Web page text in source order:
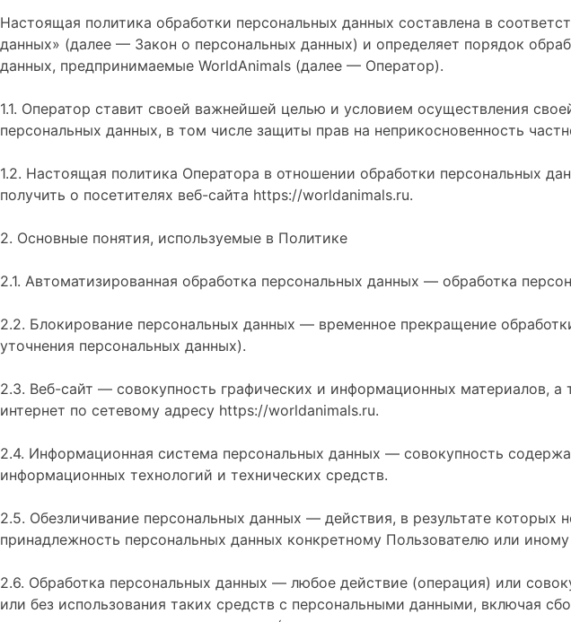
Настоящая политика обработки персональных данных составлена в
данных» (далее — Закон о персональных данных) и определяет порядок
данных, предпринимаемые WorldAnimals (далее — Оператор).
1.1. Оператор ставит своей важнейшей целью и условием осуществления
персональных данных, в том числе защиты прав на неприкосновенность
1.2. Настоящая политика Оператора в отношении обработки персональных
получить о посетителях веб-сайта https://worldanimals.ru.
2. Основные понятия, используемые в Политике
2.1. Автоматизированная обработка персональных данных — обработка
2.2. Блокирование персональных данных — временное прекращение
уточнения персональных данных).
2.3. Веб-сайт — совокупность графических и информационных материалов,
интернет по сетевому адресу https://worldanimals.ru.
2.4. Информационная система персональных данных — совокупность
информационных технологий и технических средств.
2.5. Обезличивание персональных данных — действия, в результате
принадлежность персональных данных конкретному Пользователю или
2.6. Обработка персональных данных — любое действие (операция) или
или без использования таких средств с персональными данными, включая